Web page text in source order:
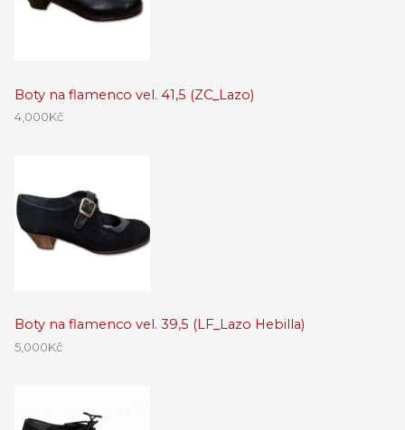
Boty na flamenco vel. 41,5 (ZC_Lazo)
4,000Kč
Boty na flamenco vel. 39,5 (LF_Lazo Hebilla)
5,000Kč